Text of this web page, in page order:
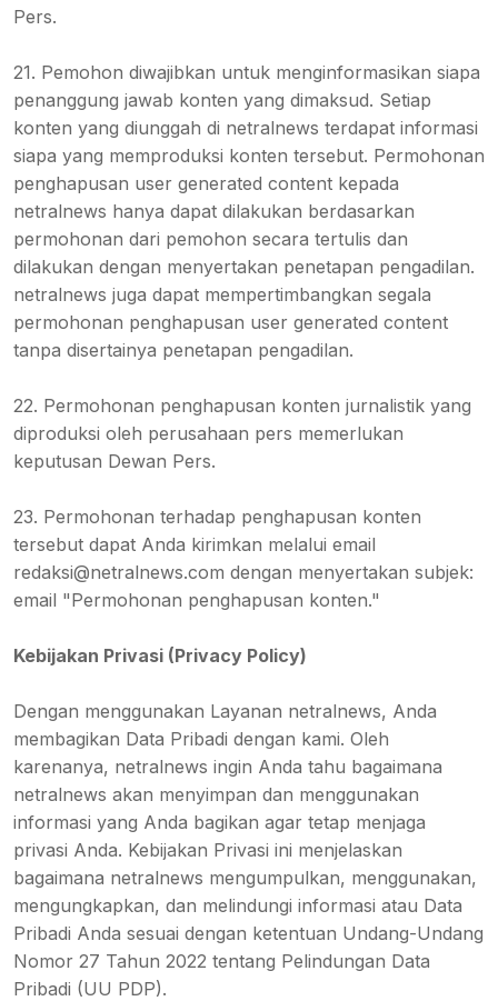
Pers.
21. Pemohon diwajibkan untuk menginformasikan siapa
penanggung jawab konten yang dimaksud. Setiap
konten yang diunggah di netralnews terdapat informasi
siapa yang memproduksi konten tersebut. Permohonan
penghapusan user generated content kepada
netralnews hanya dapat dilakukan berdasarkan
permohonan dari pemohon secara tertulis dan
dilakukan dengan menyertakan penetapan pengadilan.
netralnews juga dapat mempertimbangkan segala
permohonan penghapusan user generated content
tanpa disertainya penetapan pengadilan.
22. Permohonan penghapusan konten jurnalistik yang
diproduksi oleh perusahaan pers memerlukan
keputusan Dewan Pers.
23. Permohonan terhadap penghapusan konten
tersebut dapat Anda kirimkan melalui email
redaksi@netralnews.com dengan menyertakan subjek:
email "Permohonan penghapusan konten."
Kebijakan Privasi (Privacy Policy)
Dengan menggunakan Layanan netralnews, Anda
membagikan Data Pribadi dengan kami. Oleh
karenanya, netralnews ingin Anda tahu bagaimana
netralnews akan menyimpan dan menggunakan
informasi yang Anda bagikan agar tetap menjaga
privasi Anda. Kebijakan Privasi ini menjelaskan
bagaimana netralnews mengumpulkan, menggunakan,
mengungkapkan, dan melindungi informasi atau Data
Pribadi Anda sesuai dengan ketentuan Undang-Undang
Nomor 27 Tahun 2022 tentang Pelindungan Data
Pribadi (UU PDP).